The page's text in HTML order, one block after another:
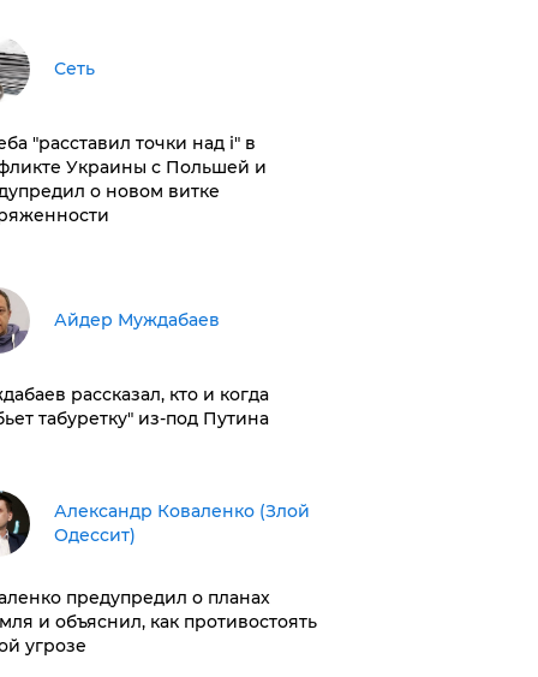
Сеть
"расставил точки над і" в
Украины с Польшей и
о новом витке
Айдер Муждабаев
рассказал, кто и когда
табуретку" из-под Путина
Александр Коваленко (Злой
Одессит)
предупредил о планах
и объяснил, как противостоять
угрозе